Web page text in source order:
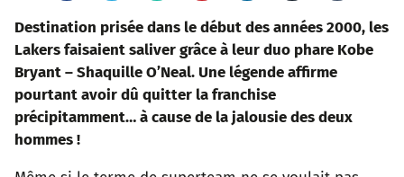
a
c
e
b
o
w
i
t
a
t
i
n
t
n
k
m
a
u
m
Destination prisée dans le début des années 2000, les
Lakers faisaient saliver grâce à leur duo phare Kobe
Bryant – Shaquille O’Neal. Une légende affirme
pourtant avoir dû quitter la franchise
précipitamment… à cause de la jalousie des deux
hommes !